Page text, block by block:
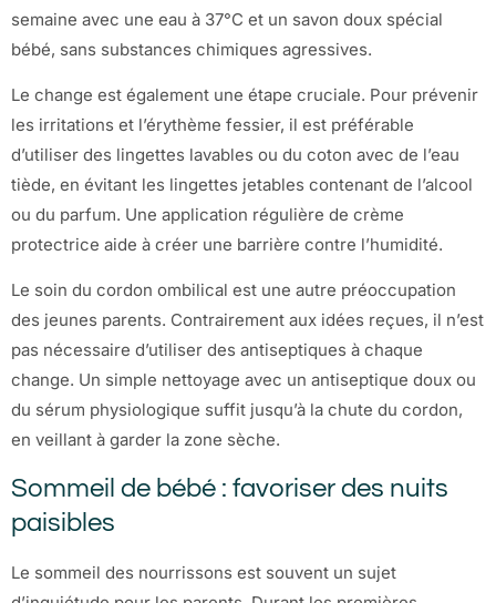
semaine avec une eau à 37°C et un savon doux spécial
bébé, sans substances chimiques agressives.
Le change est également une étape cruciale. Pour prévenir
les irritations et l’érythème fessier, il est préférable
d’utiliser des lingettes lavables ou du coton avec de l’eau
tiède, en évitant les lingettes jetables contenant de l’alcool
ou du parfum. Une application régulière de crème
protectrice aide à créer une barrière contre l’humidité.
Le soin du cordon ombilical est une autre préoccupation
des jeunes parents. Contrairement aux idées reçues, il n’est
pas nécessaire d’utiliser des antiseptiques à chaque
change. Un simple nettoyage avec un antiseptique doux ou
du sérum physiologique suffit jusqu’à la chute du cordon,
en veillant à garder la zone sèche.
Sommeil de bébé : favoriser des nuits
paisibles
Le sommeil des nourrissons est souvent un sujet